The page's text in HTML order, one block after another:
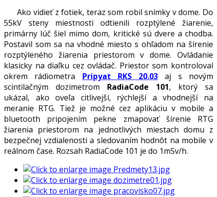
Ako vidieť z fotiek, teraz som robil snímky v dome. Do
55kV steny miestnosti odtienili rozptýlené žiarenie,
primárny lúč šiel mimo dom, kritické sú dvere a chodba.
Postavil som sa na vhodné miesto s ohľadom na šírenie
rozptýleného žiarenia priestorom v dome. Ovládanie
klasicky na diaľku cez ovládač. Priestor som kontroloval
okrem rádiometra Pripyat RKS 20.03
aj s novým
scintilačným dozimetrom RadiaCode 101, ktorý sa
ukázal, ako oveľa citlivejší, rýchlejší a vhodnejší na
meranie RTG. Tiež je možné cez aplikáciu v mobile a
bluetooth pripojením pekne zmapovať šírenie RTG
žiarenia priestorom na jednotlivých miestach domu z
bezpečnej vzdialenosti a sledovaním hodnôt na mobile v
reálnom čase. Rozsah RadiaCode 101 je do 1mSv/h.